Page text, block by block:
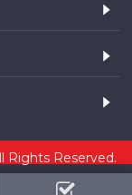
Rights Reserved.